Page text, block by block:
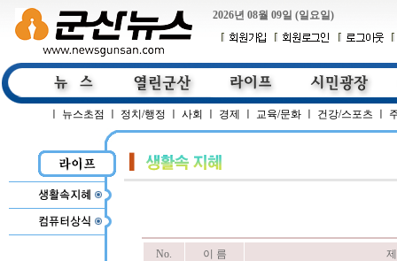
2026년 08월 09일 (일요일)
뉴스초점 정치/행정 사회 경제 교육/문화 건강/스포츠
No. 이 름